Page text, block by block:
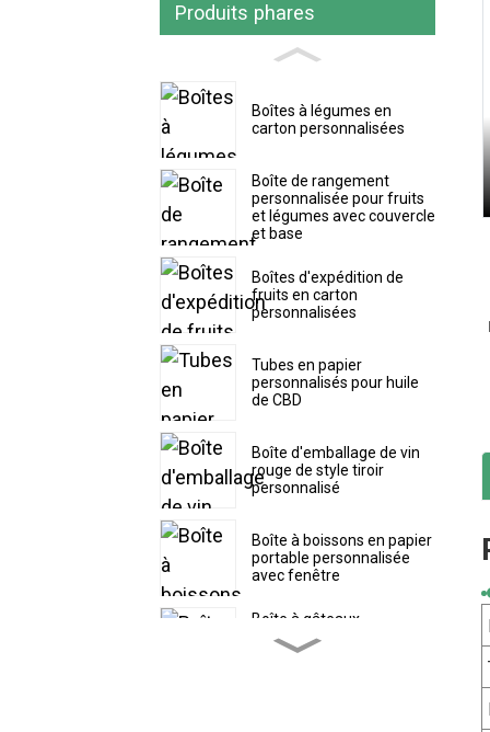
Produits phares
Boîtes à légumes en
carton personnalisées
Boîte de rangement
personnalisée pour fruits
et légumes avec couvercle
et base
Boîtes d'expédition de
fruits en carton
personnalisées
Tubes en papier
personnalisés pour huile
de CBD
Boîte d'emballage de vin
rouge de style tiroir
personnalisé
Boîte à boissons en papier
portable personnalisée
avec fenêtre
Boîte à gâteaux
personnalisée avec
couvercle supérieur